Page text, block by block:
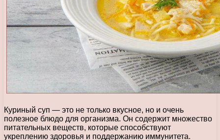
Куриный суп — это не только вкусное, но и очень
полезное блюдо для организма. Он содержит множество
питательных веществ, которые способствуют
укреплению здоровья и поддержанию иммунитета.